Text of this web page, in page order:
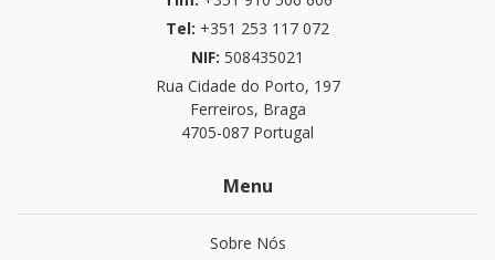
Tel: +351 253 117 072
NIF: 508435021
Rua Cidade do Porto, 197
Ferreiros, Braga
4705-087 Portugal
Menu
Sobre Nós